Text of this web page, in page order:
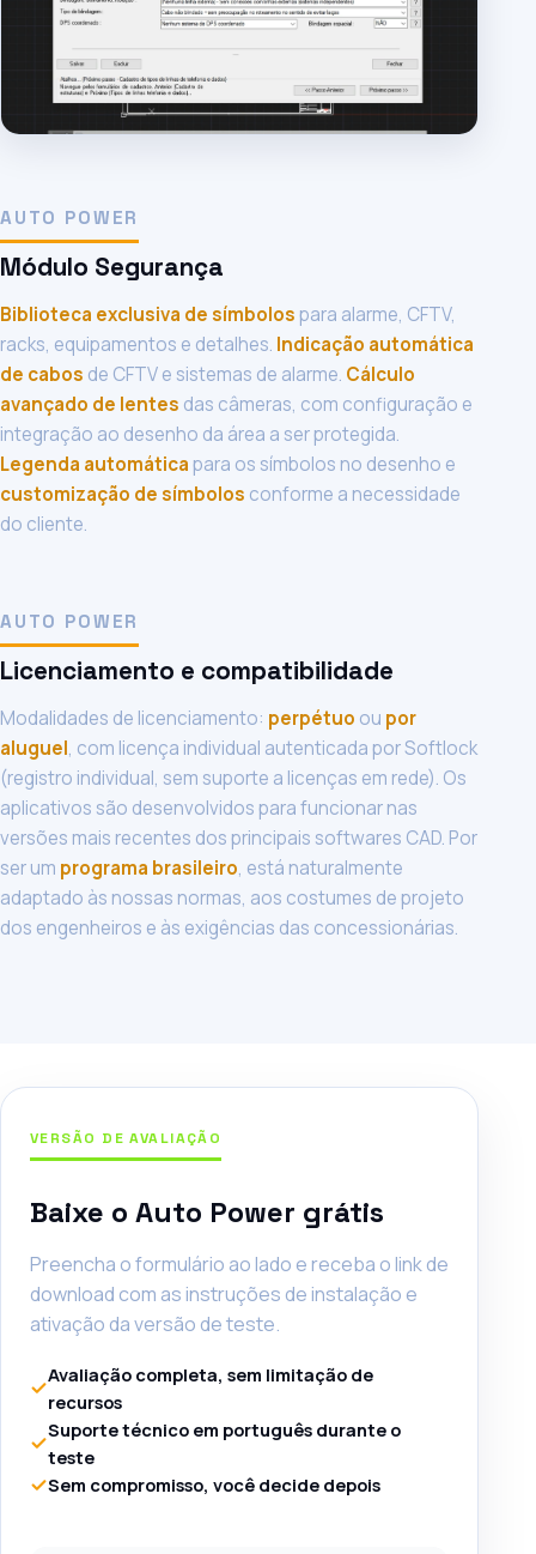
AUTO POWER
Módulo Segurança
Biblioteca exclusiva de símbolospara alarme, CFTV,
racks, equipamentos e detalhes. Indicação automática
de cabos de CFTV e sistemas de alarme. Cálculo
avançado de lentes das câmeras, com configuração e
integração ao desenho da área a ser protegida.
Legenda automáticapara os símbolos no desenho e
customização de símbolos conforme a necessidade
do cliente.
AUTO POWER
Licenciamento e compatibilidade
Modalidades de licenciamento: perpétuo ou por
aluguel, com licença individual autenticada por Softlock
(registro individual, sem suporte a licenças em rede). Os
aplicativos são desenvolvidos para funcionar nas
versões mais recentes dos principais softwares CAD. Por
ser um programa brasileiro, está naturalmente
adaptado às nossas normas, aos costumes de projeto
dos engenheiros e às exigências das concessionárias.
VERSÃO DE AVALIAÇÃO
Baixe o Auto Power grátis
Preencha o formulário ao lado e receba o link de
download com as instruções de instalação e
ativação da versão de teste.
Avaliação completa, sem limitação de
recursos
Suporte técnico em português durante o
teste
Sem compromisso, você decide depois